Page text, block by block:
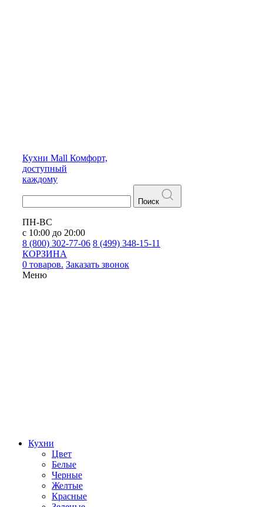
Кухни Mall Комфорт,
доступный
каждому
Поиск
ПН-ВС
с 10:00 до 20:00
8 (800) 302-77-06 8 (499) 348-15-11
КОРЗИНА
0 товаров. Заказать звонок
Меню
Кухни
Цвет
Белые
Черные
Желтые
Красные